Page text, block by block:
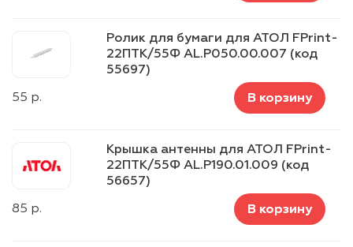
Ролик для бумаги для АТОЛ FPrint-
22ПТK/55Ф AL.P050.00.007 (код
55697)
55 р. В корзину
Крышка антенны для АТОЛ FPrint-
22ПТK/55Ф AL.P190.01.009 (код
56657)
85 р. В корзину